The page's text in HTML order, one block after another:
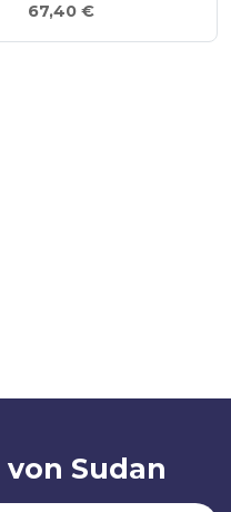
67,40 €
Sudan